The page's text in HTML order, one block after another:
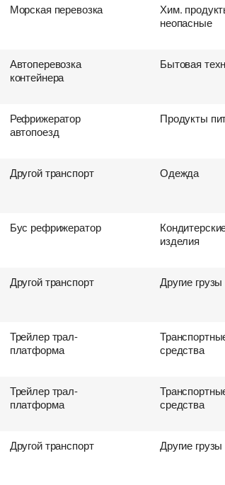
Морская перевозка
Хим.
неопасные
Автоперевозка
контейнера
Бытовая
Рефрижератор
автопоезд
Продукты
Другой транспорт Одежда
Бус рефрижератор
изделия
Другой транспорт Другие грузы
Трейлер трал-
платформа
средства
Трейлер трал-
платформа
средства
Другой транспорт Другие грузы